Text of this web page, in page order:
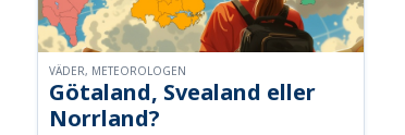
Götaland, Svealand eller
Norrland?
VÄDER, METEOROLOGEN